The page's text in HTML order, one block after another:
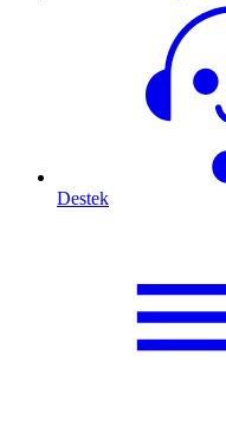
Destek